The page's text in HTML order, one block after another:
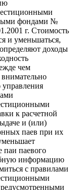
фондами №
г. Стоимость
и уменьшаться,
доходы
чем
управления
к расчетной
и (или)
паев при их
паи паевого
информацию
с правилами